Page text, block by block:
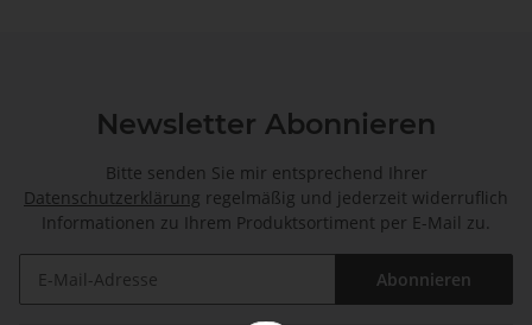
Newsletter Abonnieren
Bitte senden Sie mir entsprechend Ihrer
Datenschutzerklärung regelmäßig und jederzeit widerruflich
Informationen zu Ihrem Produktsortiment per E-Mail zu.
Abonnieren